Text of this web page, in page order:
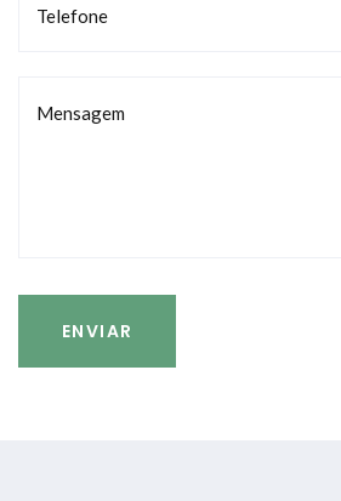
Telefone
Mensagem
ENVIAR